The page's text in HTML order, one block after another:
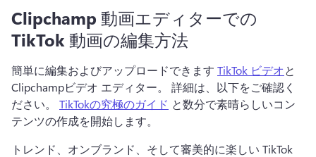
Clipchamp 動画エディターでの
TikTok 動画の編集方法
簡単に編集およびアップロードできます TikTok ビデオと
Clipchampビデオ エディター。 詳細は、以下をご確認く
ださい。 TikTokの究極のガイド と数分で素晴らしいコン
テンツの作成を開始します。
トレンド、オンブランド、そして審美的に楽しい TikTok